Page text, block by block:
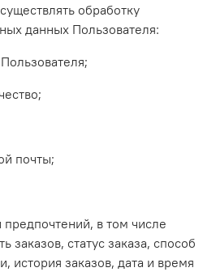
обработку
данных Пользователя:
почты;
предпочтений, в том числе
заказов, статус заказа, способ
история заказов, дата и время